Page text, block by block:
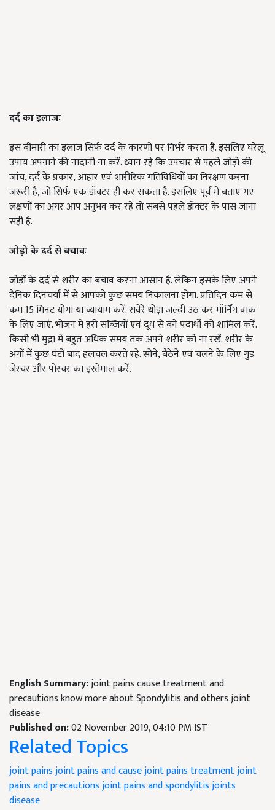
दर्द का इलाजः
इस बीमारी का इलाज़ सिर्फ दर्द के कारणों पर निर्भर करता है. इसलिए घरेलू
उपाय अपनाने की नादानी ना करें. ध्यान रहे कि उपचार से पहले जोड़ों की
जांच, दर्द के प्रकार,आहार एवं शारीरिक गतिविधियों का निरक्षण करना
जरूरी है, जो सिर्फ एक डॉक्टर ही कर सकता है. इसलिए पूर्व में बताएं गए
लक्षणों का अगर आप अनुभव कर रहें तो सबसे पहले डॉक्टर के पास जाना
सही है.
जोड़ो के दर्द से बचावः
जोड़ों के दर्द से शरीर का बचाव करना आसान है. लेकिन इसके लिए अपने
दैनिक दिनचर्या में से आपको कुछ समय निकालना होगा. प्रतिदिन कम से
कम 15 मिनट योगा या व्यायाम करें. सवेरे थोड़ा जल्दी उठ कर मॉर्निंग वाक
के लिए जाएं. भोजन में हरी सब्जियों एवं दूध से बने पदार्थों को शामिल करें.
किसी भी मुद्रा में बहुत अधिक समय तक अपने शरीर को ना रखें. शरीर के
अंगों में कुछ घंटों बाद हलचल करते रहे. सोने, बैठेने एवं चलने के लिए गुड
जेस्चर और पोस्चर का इस्तेमाल करें.
English Summary:joint pains cause treatment and
precautions know more about Spondylitis and others joint
disease
Published on:02 November 2019, 04:10 PM IST
Related Topics
joint painsjoint pains and causejoint pains treatmentjoint
pains and precautionsjoint pains and spondylitisjoints
disease